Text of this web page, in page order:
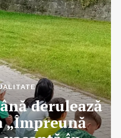
derulează
„Împreună